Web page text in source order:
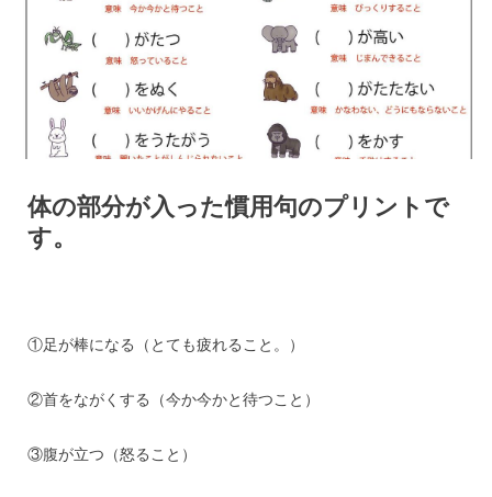
体の部分が入った慣用句のプリントで
す。
①足が棒になる（とても疲れること。）
②首をながくする（今か今かと待つこと）
③腹が立つ（怒ること）